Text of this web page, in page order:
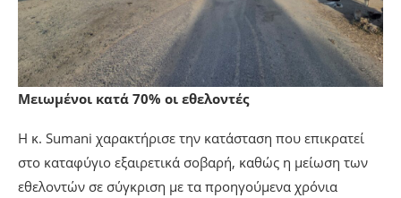
Μειωμένοι κατά 70% οι εθελοντές
Η κ. Sumani χαρακτήρισε την κατάσταση που επικρατεί
στο καταφύγιο εξαιρετικά σοβαρή, καθώς η μείωση των
εθελοντών σε σύγκριση με τα προηγούμενα χρόνια